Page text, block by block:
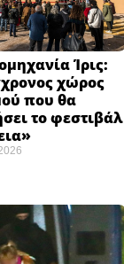
Ίρις:
χώρος
που θα
το φεστιβάλ